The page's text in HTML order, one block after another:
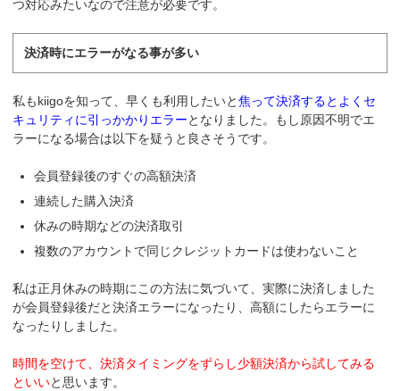
つ対応みたいなので注意が必要です。
決済時にエラーがなる事が多い
私もkiigoを知って、早くも利用したいと焦って決済するとよくセ
キュリティに引っかかりエラーとなりました。もし原因不明でエ
ラーになる場合は以下を疑うと良さそうです。
会員登録後のすぐの高額決済
連続した購入決済
休みの時期などの決済取引
複数のアカウントで同じクレジットカードは使わないこと
私は正月休みの時期にこの方法に気づいて、実際に決済しました
が会員登録後だと決済エラーになったり、高額にしたらエラーに
なったりしました。
時間を空けて、決済タイミングをずらし少額決済から試してみる
といいと思います。